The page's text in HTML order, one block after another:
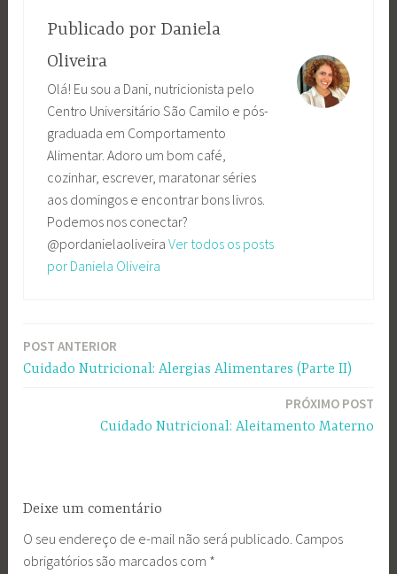
Publicado por Daniela
Oliveira
Olá! Eu sou a Dani, nutricionista pelo
Centro Universitário São Camilo e pós-
graduada em Comportamento
Alimentar. Adoro um bom café,
cozinhar, escrever, maratonar séries
aos domingos e encontrar bons livros.
Podemos nos conectar?
@pordanielaoliveira Ver todos os posts
por Daniela Oliveira
Navegação
POST ANTERIOR
Cuidado Nutricional: Alergias Alimentares (Parte II)
PRÓXIMO POST
Cuidado Nutricional: Aleitamento Materno
Deixe um comentário
O seu endereço de e-mail não será publicado. Campos
obrigatórios são marcados com *